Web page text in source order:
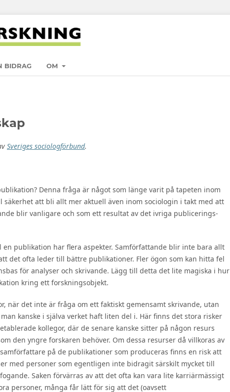
BIDRAG OM
Sveriges sociologförbund.
Denna fråga är något som länge varit på tapeten inom
säkerhet att bli allt mer aktuell även inom sociologin i takt med att
blir vanligare och som ett resultat av det ivriga publicerings-
en publikation har flera aspekter. Samförfattande blir inte bara allt
det ofta leder till bättre publikationer. Fler ögon som kan hitta fel
för analyser och skrivande. Lägg till detta det lite magiska i hur
kring ett forskningsobjekt.
när det inte är fråga om ett faktiskt gemensamt skrivande, utan
kanske i själva verket haft liten del i. Här finns det stora risker
kollegor, där de senare kanske sitter på någon resurs
den yngre forskaren behöver. Om dessa resurser då villkoras av
på de publikationer som produceras finns en risk att
med personer som egentligen inte bidragit särskilt mycket till
Saken förvärras av att det ofta kan vara lite karriärmässigt
personer, många får lätt för sig att det (oavsett